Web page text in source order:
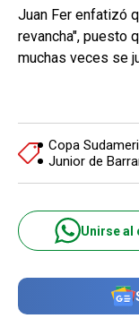
Juan Fer enfatizó
revancha", puesto
muchas veces se
Copa
Junior de
Unirse al